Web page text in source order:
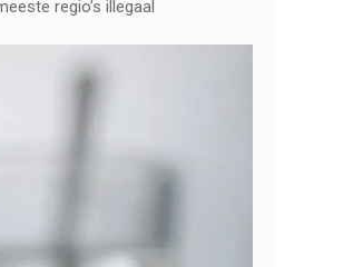
regio’s illegaal